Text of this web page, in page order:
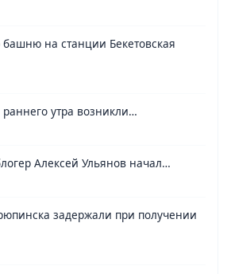
на станции Бекетовская
раннего утра возникли…
Алексей Ульянов начал…
задержали при получении